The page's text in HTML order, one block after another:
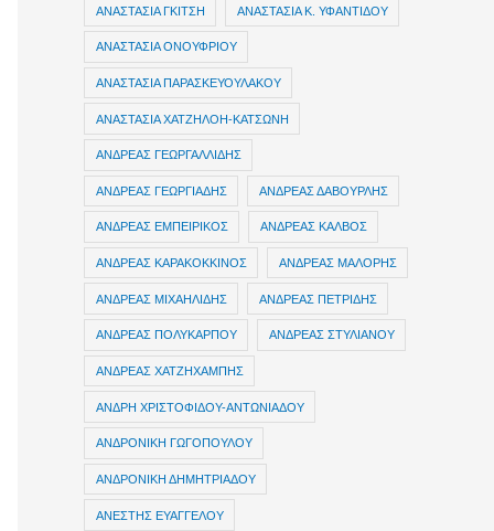
ΑΝΑΣΤΑΣΙΑ ΓΚΙΤΣΗ ΑΝΑΣΤΑΣΙΑ Κ. ΥΦΑΝΤΙΔΟΥ
ΑΝΑΣΤΑΣΙΑ ΟΝΟΥΦΡΙΟΥ
ΑΝΑΣΤΑΣΙΑ ΠΑΡΑΣΚΕΥΟΥΛΑΚΟΥ
ΑΝΑΣΤΑΣΙΑ ΧΑΤΖΗΛΟΗ-ΚΑΤΣΩΝΗ
ΑΝΔΡΕΑΣ ΓΕΩΡΓΑΛΛΙΔΗΣ
ΑΝΔΡΕΑΣ ΓΕΩΡΓΙΑΔΗΣ ΑΝΔΡΕΑΣ ΔΑΒΟΥΡΛΗΣ
ΑΝΔΡΕΑΣ ΕΜΠΕΙΡΙΚΟΣ ΑΝΔΡΕΑΣ ΚΑΛΒΟΣ
ΑΝΔΡΕΑΣ ΚΑΡΑΚΟΚΚΙΝΟΣ ΑΝΔΡΕΑΣ ΜΑΛΟΡΗΣ
ΑΝΔΡΕΑΣ ΜΙΧΑΗΛΙΔΗΣ ΑΝΔΡΕΑΣ ΠΕΤΡΙΔΗΣ
ΑΝΔΡΕΑΣ ΠΟΛΥΚΑΡΠΟΥ ΑΝΔΡΕΑΣ ΣΤΥΛΙΑΝΟΥ
ΑΝΔΡΕΑΣ ΧΑΤΖΗΧΑΜΠΗΣ
ΑΝΔΡΗ ΧΡΙΣΤΟΦΙΔΟΥ-ΑΝΤΩΝΙΑΔΟΥ
ΑΝΔΡΟΝΙΚΗ ΓΩΓΟΠΟΥΛΟΥ
ΑΝΔΡΟΝΙΚΗ ΔΗΜΗΤΡΙΑΔΟΥ
ΑΝΕΣΤΗΣ ΕΥΑΓΓΕΛΟΥ